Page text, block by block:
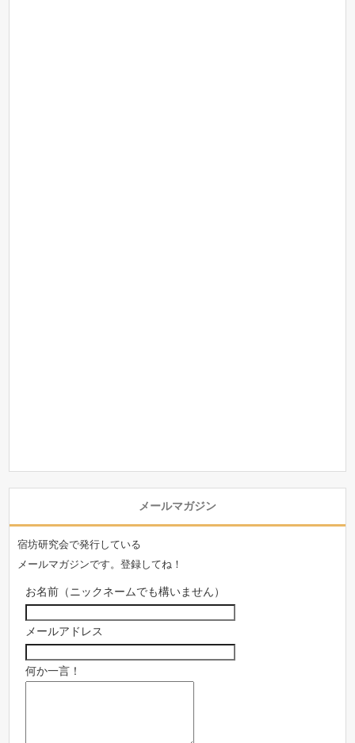
メールマガジン
宿坊研究会で発行している
メールマガジンです。登録してね！
お名前（ニックネームでも構いません）
メールアドレス
何か一言！